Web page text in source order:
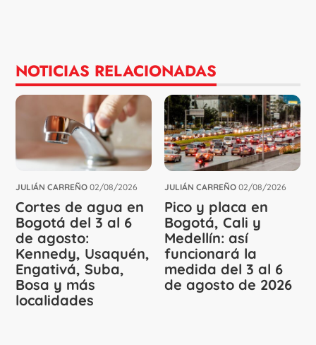
NOTICIAS RELACIONADAS
JULIÁN CARREÑO 02/08/2026
Cortes de agua en
Bogotá del 3 al 6
de agosto:
Kennedy, Usaquén,
Engativá, Suba,
Bosa y más
localidades
JULIÁN CARREÑO 02/08/2026
Pico y placa en
Bogotá, Cali y
Medellín: así
funcionará la
medida del 3 al 6
de agosto de 2026